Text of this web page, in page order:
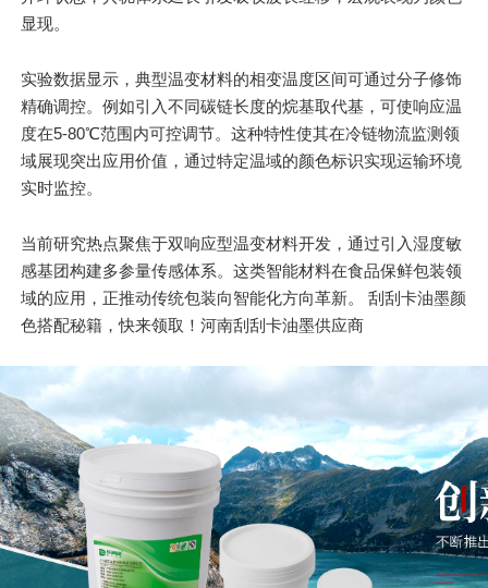
显现。
实验数据显示，典型温变材料的相变温度区间可通过分子修饰
精确调控。例如引入不同碳链长度的烷基取代基，可使响应温
度在5-80℃范围内可控调节。这种特性使其在冷链物流监测领
域展现突出应用价值，通过特定温域的颜色标识实现运输环境
实时监控。
当前研究热点聚焦于双响应型温变材料开发，通过引入湿度敏
感基团构建多参量传感体系。这类智能材料在食品保鲜包装领
域的应用，正推动传统包装向智能化方向革新。 刮刮卡油墨颜
色搭配秘籍，快来领取！河南刮刮卡油墨供应商